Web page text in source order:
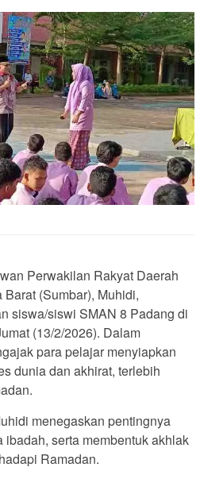
Perwakilan Rakyat Daerah
(Sumbar), Muhidi,
siswa/siswi SMAN 8 Padang di
(13/2/2026). Dalam
para pelajar menyiapkan
dunia dan akhirat, terlebih
menegaskan pentingnya
serta membentuk akhlak
Ramadan.